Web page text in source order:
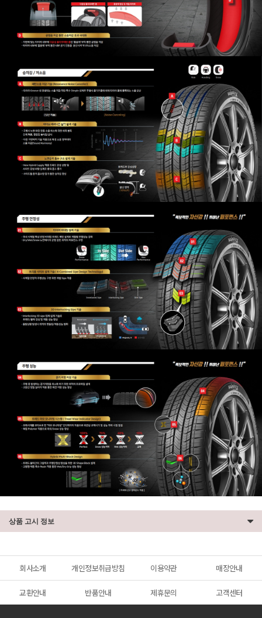
상품 고시 정보
회사소개 개인정보취급방침 이용약관 매장안내
교환안내 반품안내 제휴문의 고객센터